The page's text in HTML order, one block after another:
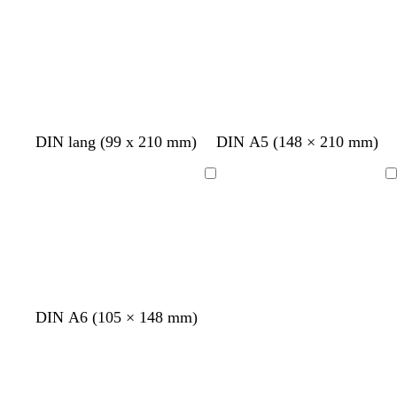
DIN lang (99 x 210 mm) DIN A5 (148 × 210 mm)
DIN A6 (105 × 148 mm)